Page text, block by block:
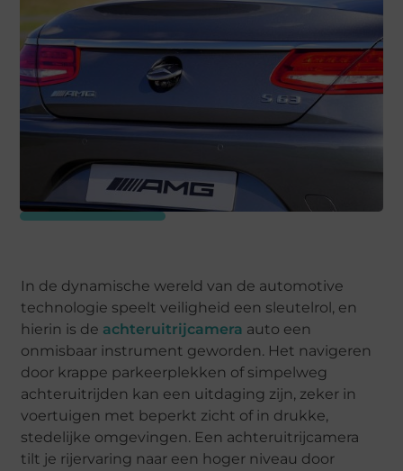
In de dynamische wereld van de automotive
technologie speelt veiligheid een sleutelrol, en
hierin is de achteruitrijcamera auto een
onmisbaar instrument geworden. Het navigeren
door krappe parkeerplekken of simpelweg
achteruitrijden kan een uitdaging zijn, zeker in
voertuigen met beperkt zicht of in drukke,
stedelijke omgevingen. Een achteruitrijcamera
tilt je rijervaring naar een hoger niveau door